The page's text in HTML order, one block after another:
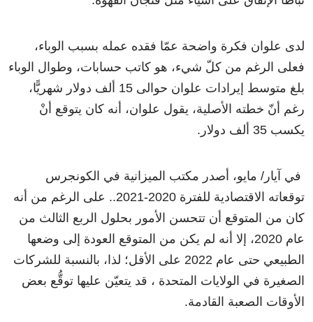
لدى علوان فكرة واضحة عمّا فقده عمله بسبب الوباء،
فعلى الرغم من كلّ شيء، هو كاتب حسابات، وطوال الوباء
بلغ متوسط ​​إيرادات علوان حوالى 15 ألف دولار شهريًّا،
رغم أنّ خطته الأصلية، يقول علوان، أنه كان يتوقع أنْ
يكسب 35 ألف دولار.
في آيار/ مايو، أصدر مكتب الميزانية في الكونجرس
توقعاته الاقتصادية للفترة 2020-2021.. على الرغم من أنه
كان من المتوقع أن تتحسن الأمور بحلول الربع الثالث من
عام 2020، إلا أنه لم يكن من المتوقع العودة إلى وضعها
الطبيعي حتى عام 2022 على الأقل؛ لذا، بالنسبة للشركات
الصغيرة في الولايات المتحدة ، قد يتعيّن عليها توقُّع بعض
الأوقات الصعبة القادمة.